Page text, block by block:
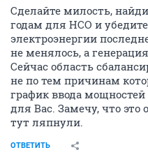
Сделайте милость,
годам для НСО и
электроэнергии
не менялось, а
Сейчас область
не по тем причинам
график ввода
для Вас. Замечу, что это
тут ляпнули.
ОТВЕТИТЬ